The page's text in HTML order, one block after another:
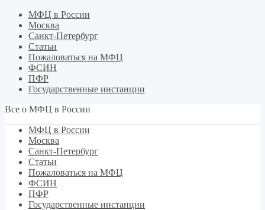
МФЦ в России
Москва
Санкт-Петербург
Статьи
Пожаловаться на МФЦ
ФСИН
ПФР
Государственные инстанции
Все о МФЦ в России
МФЦ в России
Москва
Санкт-Петербург
Статьи
Пожаловаться на МФЦ
ФСИН
ПФР
Государственные инстанции